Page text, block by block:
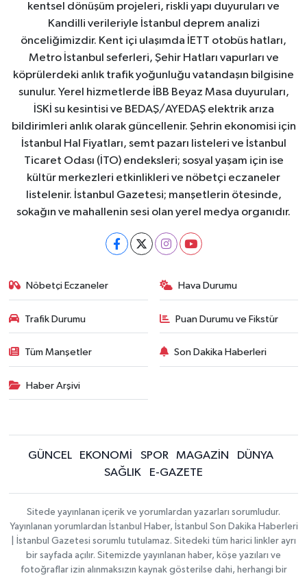
kentsel dönüşüm projeleri, riskli yapı duyuruları ve
Kandilli verileriyle İstanbul deprem analizi
önceliğimizdir. Kent içi ulaşımda İETT otobüs hatları,
Metro İstanbul seferleri, Şehir Hatları vapurları ve
köprülerdeki anlık trafik yoğunluğu vatandaşın bilgisine
sunulur. Yerel hizmetlerde İBB Beyaz Masa duyuruları,
İSKİ su kesintisi ve BEDAŞ/AYEDAŞ elektrik arıza
bildirimleri anlık olarak güncellenir. Şehrin ekonomisi için
İstanbul Hal Fiyatları, semt pazarı listeleri ve İstanbul
Ticaret Odası (İTO) endeksleri; sosyal yaşam için ise
kültür merkezleri etkinlikleri ve nöbetçi eczaneler
listelenir. İstanbul Gazetesi; manşetlerin ötesinde,
sokağın ve mahallenin sesi olan yerel medya organıdır.
Nöbetçi Eczaneler Hava Durumu
Trafik Durumu Puan Durumu ve Fikstür
Tüm Manşetler Son Dakika Haberleri
Haber Arşivi
GÜNCEL EKONOMİ SPOR MAGAZİN
DÜNYA
SAĞLIK
E-GAZETE
Sitede yayınlanan içerik ve yorumlardan yazarları sorumludur.
Yayınlanan yorumlardan İstanbul Haber, İstanbul Son Dakika Haberleri
| İstanbul Gazetesi sorumlu tutulamaz. Sitedeki tüm harici linkler ayrı
bir sayfada açılır. Sitemizde yayınlanan haber, köşe yazıları ve
fotoğraflar izin alınmaksızın kaynak gösterilse dahi, herhangi bir